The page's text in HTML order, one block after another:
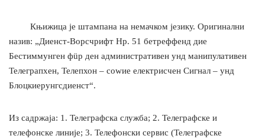
Књижица је штампана на немачком језику. Оригинални
назив: „Диенст-Ворсчрифт Нр. 51 бетреффенд дие
Бестиммунген фüр ден административен унд манипулативен
Телеграпхен, Телепхон – соwие електрисчен Сигнал – унд
Блоцкиерунгсдиенст“.
Из садржаја: 1. Телеграфска служба; 2. Телеграфске и
телефонске линије; 3. Телефонски сервис (Телеграфске